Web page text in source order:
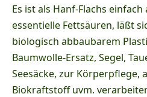
Es ist als Hanf-Flachs
essentielle Fettsäuren, läßt
biologisch abbaubarem
Baumwolle-Ersatz, Segel,
Seesäcke, zur Körperpflege,
Biokraftstoff uvm.